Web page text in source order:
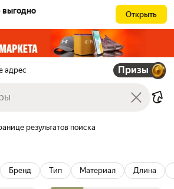
выгодно Открыть
адрес Призы
результатов поиска
Бренд Тип Материал Длина